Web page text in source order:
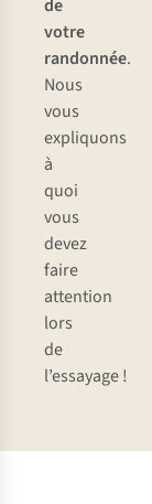
de
votre
randonnée.
Nous
vous
expliquons
à
quoi
vous
devez
faire
attention
lors
de
l’essayage !